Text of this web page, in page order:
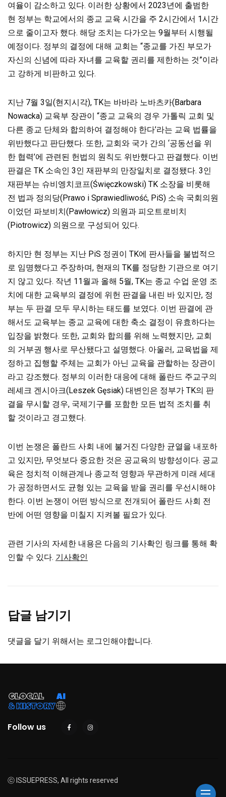
여율이 감소하고 있다. 이러한 상황에서 2023년에 출범한
현 정부는 학교에서의 종교 교육 시간을 주 2시간에서 1시간
으로 줄이고자 했다. 해당 조치는 다가오는 9월부터 시행될
예정이다. 정부의 결정에 대해 교회는 “종교를 가진 부모가
자신의 신념에 따라 자녀를 교육할 권리를 제한하는 것”이라
고 강하게 비판하고 있다.
지난 7월 3일(현지시각), TK는 바바라 노바츠카(Barbara
Nowacka) 교육부 장관이 “종교 교육의 경우 가톨릭 교회 및
다른 종교 단체와 합의하여 결정해야 한다’라는 교육 법률을
위반했다고 판단했다. 또한, 교회와 국가 간의 ‘공동선을 위
한 협력’에 관련된 헌법의 원칙도 위반했다고 판결했다. 이번
판결은 TK 소속인 3인 재판부의 만장일치로 결정됐다. 3인
재판부는 슈비엥치코프(Święczkowski) TK 소장을 비롯해
전 법과 정의당(Prawo i Sprawiedliwość, PiS) 소속 국회의원
이었던 파보비치(Pawłowicz) 의원과 피오트로비치
(Piotrowicz) 의원으로 구성되어 있다.
하지만 현 정부는 지난 PiS 정권이 TK에 판사들을 불법적으
로 임명했다고 주장하며, 현재의 TK를 정당한 기관으로 여기
지 않고 있다. 작년 11월과 올해 5월, TK는 종교 수업 운영 조
치에 대한 교육부의 결정에 위헌 판결을 내린 바 있지만, 정
부는 두 판결 모두 무시하는 태도를 보였다. 이번 판결에 관
해서도 교육부는 종교 교육에 대한 축소 결정이 유효하다는
입장을 밝혔다. 또한, 교회와 합의를 위해 노력했지만, 교회
의 거부권 행사로 무산됐다고 설명했다. 아울러, 교육법을 제
정하고 집행할 주체는 교회가 아닌 교육을 관할하는 장관이
라고 강조했다. 정부의 이러한 대응에 대해 폴란드 주교구의
레셰크 겐시아크(Leszek Gęsiak) 대변인은 정부가 TK의 판
결을 무시할 경우, 국제기구를 포함한 모든 법적 조치를 취
할 것이라고 경고했다.
이번 논쟁은 폴란드 사회 내에 불거진 다양한 균열을 내포하
고 있지만, 무엇보다 중요한 것은 공교육의 방향성이다. 공교
육은 정치적 이해관계나 종교적 영향과 무관하게 미래 세대
가 공정하면서도 균형 있는 교육을 받을 권리를 우선시해야
한다. 이번 논쟁이 어떤 방식으로 전개되어 폴란드 사회 전
반에 어떤 영향을 미칠지 지켜볼 필요가 있다.
관련 기사의 자세한 내용은 다음의 기사확인 링크를 통해 확
인할 수 있다. 기사확인
답글 남기기
댓글을 달기 위해서는 로그인해야합니다.
Follow us
ⓒ ISSUEPRESS, All rights reserved